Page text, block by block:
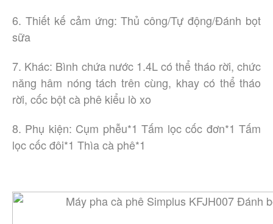
6. Thiết kế cảm ứng: Thủ công/Tự động/Đánh bọt
sữa
7. Khác: Bình chứa nước 1.4L có thể tháo rời, chức
năng hâm nóng tách trên cùng, khay có thể tháo
rời, cốc bột cà phê kiểu lò xo
8. Phụ kiện: Cụm phễu*1 Tấm lọc cốc đơn*1 Tấm
lọc cốc đôi*1 Thìa cà phê*1